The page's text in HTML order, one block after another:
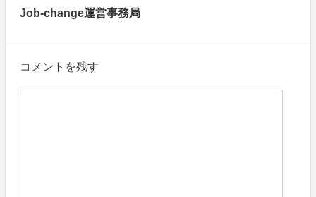
Job-change運営事務局
コメントを残す